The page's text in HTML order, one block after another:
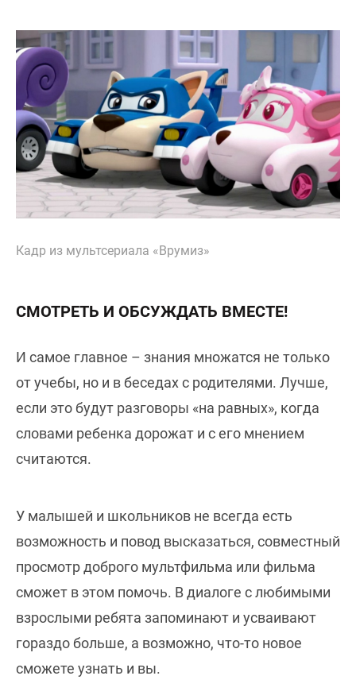
Кадр из мультсериала «Врумиз»
СМОТРЕТЬ И ОБСУЖДАТЬ ВМЕСТЕ!
И самое главное – знания множатся не только
от учебы, но и в беседах с родителями. Лучше,
если это будут разговоры «на равных», когда
словами ребенка дорожат и с его мнением
считаются.
У малышей и школьников не всегда есть
возможность и повод высказаться, совместный
просмотр доброго мультфильма или фильма
сможет в этом помочь. В диалоге с любимыми
взрослыми ребята запоминают и усваивают
гораздо больше, а возможно, что-то новое
сможете узнать и вы.